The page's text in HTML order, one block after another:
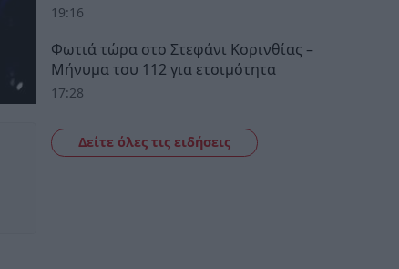
19:16
Φωτιά τώρα στο Στεφάνι Κορινθίας –
Μήνυμα του 112 για ετοιμότητα
17:28
Δείτε όλες τις ειδήσεις